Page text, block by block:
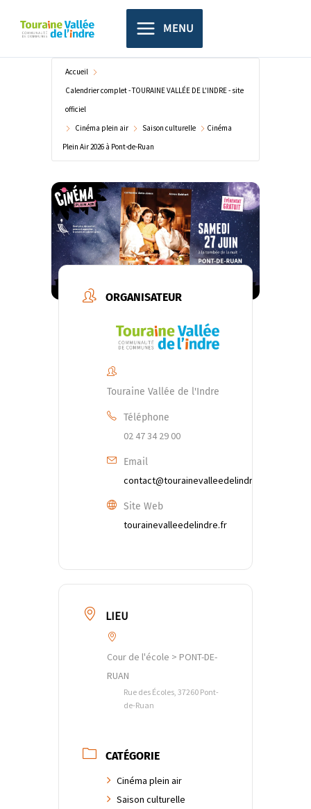
principal
MENU
Accueil
Calendrier complet - TOURAINE VALLÉE DE L'INDRE - site
officiel
Cinéma plein air
Saison culturelle
Cinéma
Plein Air 2026 à Pont-de-Ruan
ORGANISATEUR
Touraine Vallée de l'Indre
Téléphone
02 47 34 29 00
Email
contact@tourainevalleedelindre.fr
Site Web
tourainevalleedelindre.fr
LIEU
Cour de l'école > PONT-DE-
RUAN
Rue des Écoles, 37260 Pont-
de-Ruan
CATÉGORIE
Cinéma plein air
Saison culturelle